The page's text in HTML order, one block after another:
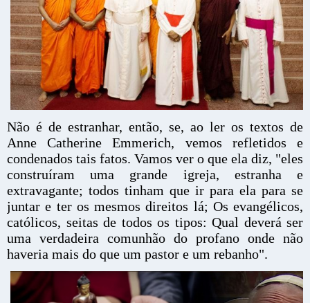
Não é de estranhar, então, se, ao ler os textos de
Anne Catherine Emmerich, vemos refletidos e
condenados tais fatos. Vamos ver o que ela diz, "eles
construíram uma grande igreja, estranha e
extravagante; todos tinham que ir para ela para se
juntar e ter os mesmos direitos lá; Os evangélicos,
católicos, seitas de todos os tipos: Qual deverá ser
uma verdadeira comunhão do profano onde não
haveria mais do que um pastor e um rebanho".